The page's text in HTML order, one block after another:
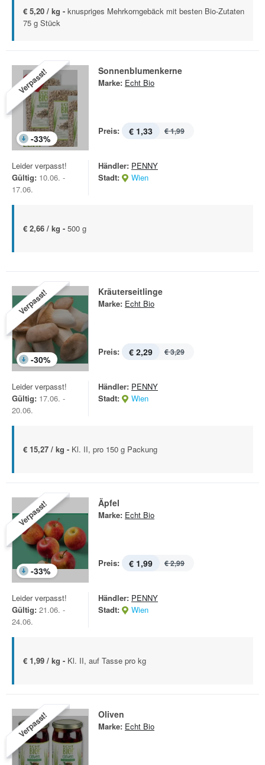
€ 5,20 / kg - knuspriges Mehrkorngebäck mit besten Bio-Zutaten
75 g Stück
Verpasst!
-33%
Sonnenblumenkerne
Marke: Echt Bio
Preis: € 1,33 € 1,99
Leider verpasst!
Gültig: 10.06. -
17.06.
Händler: PENNY
Stadt:
Wien
€ 2,66 / kg - 500 g
Verpasst!
-30%
Kräuterseitlinge
Marke: Echt Bio
Preis: € 2,29 € 3,29
Leider verpasst!
Gültig: 17.06. -
20.06.
Händler: PENNY
Stadt:
Wien
€ 15,27 / kg - Kl. II, pro 150 g Packung
Verpasst!
-33%
Äpfel
Marke: Echt Bio
Preis: € 1,99 € 2,99
Leider verpasst!
Gültig: 21.06. -
24.06.
Händler: PENNY
Stadt:
Wien
€ 1,99 / kg - Kl. II, auf Tasse pro kg
Verpasst! Oliven
Marke: Echt Bio